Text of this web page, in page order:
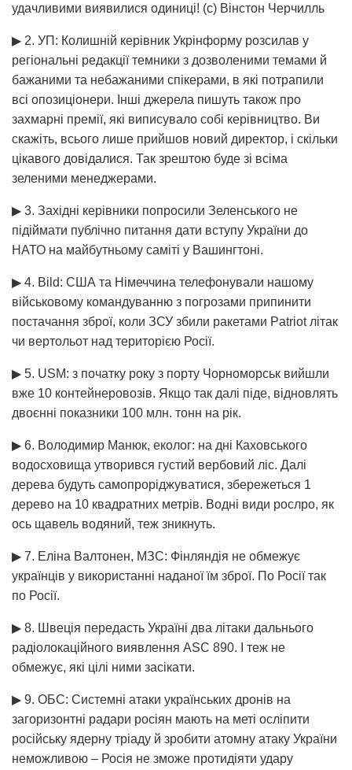
удачливими виявилися одиниці! (с) Вінстон Черчилль
▶ 2. УП: Колишній керівник Укрінформу розсилав у
регіональні редакції темники з дозволеними темами й
бажаними та небажаними спікерами, в які потрапили
всі опозиціонери. Інші джерела пишуть також про
захмарні премії, які виписувало собі керівництво. Ви
скажіть, всього лише прийшов новий директор, і скільки
цікавого довідалися. Так зрештою буде зі всіма
зеленими менеджерами.
▶ 3. Західні керівники попросили Зеленського не
підіймати публічно питання дати вступу України до
НАТО на майбутньому саміті у Вашингтоні.
▶ 4. Bild: США та Німеччина телефонували нашому
військовому командуванню з погрозами припинити
постачання зброї, коли ЗСУ збили ракетами Patriot літак
чи вертольот над територією Росії.
▶ 5. USM: з початку року з порту Чорноморськ вийшли
вже 10 контейнеровозів. Якщо так далі піде, відновлять
двоєнні показники 100 млн. тонн на рік.
▶ 6. Володимир Манюк, еколог: на дні Каховського
водосховища утворився густий вербовий ліс. Далі
дерева будуть самопроріджуватися, збережеться 1
дерево на 10 квадратних метрів. Водні види рослро, як
ось щавель водяний, теж зникнуть.
▶ 7. Еліна Валтонен, МЗС: Фінляндія не обмежує
українців у використанні наданої їм зброї. По Росії так
по Росії.
▶ 8. Швеція передасть Україні два літаки дальнього
радіолокаційного виявлення ASC 890. І теж не
обмежує, які цілі ними засікати.
▶ 9. ОБС: Системні атаки українських дронів на
загоризонтні радари росіян мають на меті осліпити
російську ядерну тріаду й зробити атомну атаку України
неможливою – Росія не зможе протидіяти удару